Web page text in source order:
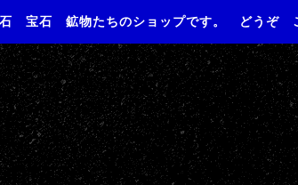
石 宝石 鉱物たちのショップです。 どうぞ